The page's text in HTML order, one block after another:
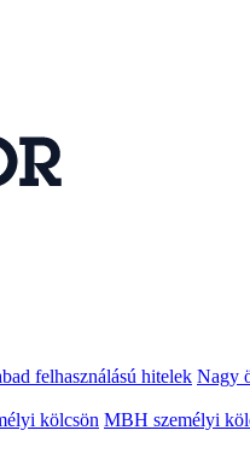
felhasználású hitelek Nagy
kölcsön MBH személyi